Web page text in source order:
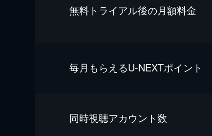
無料トライアル後の⽉額料金
毎⽉もらえるU-NEXTポイント
同時視聴アカウント数